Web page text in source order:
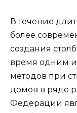
В течение
более
создания
время одним
методов при
домов в ряде
Федерации